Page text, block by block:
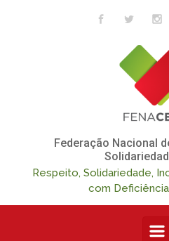
Skip to main content
Federação Nacional
Respeito, Solidariedade,
com